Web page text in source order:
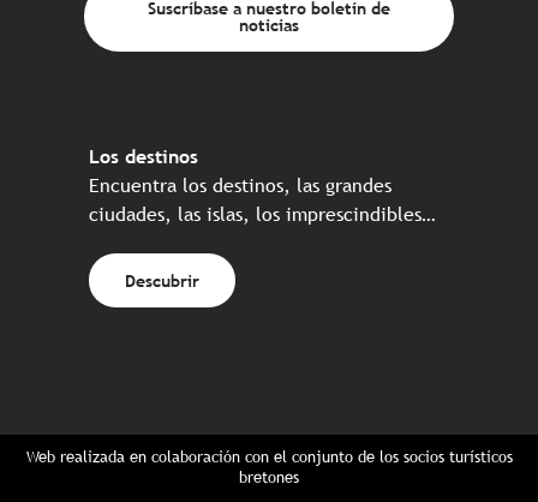
Suscríbase a nuestro boletín de
noticias
Los destinos
Encuentra los destinos, las grandes
ciudades, las islas, los imprescindibles…
Descubrir
Web realizada en colaboración con el conjunto de los socios turísticos
bretones